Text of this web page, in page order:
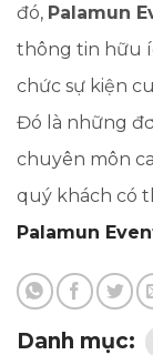
đó, Palamun
thông tin hữu
chức sự kiện
Đó là những
chuyên môn
quý khách có
Palamun
Danh mục: